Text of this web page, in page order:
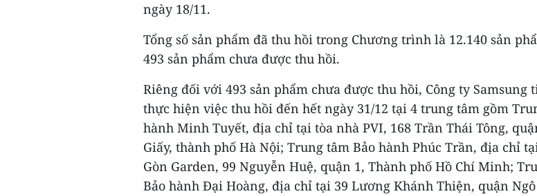
ngày 18/11.
Tổng số sản phẩm đã thu hồi trong Chương trình là 12.140 sản
493 sản phẩm chưa được thu hồi.
Riêng đối với 493 sản phẩm chưa được thu hồi, Công ty Samsung
thực hiện việc thu hồi đến hết ngày 31/12 tại 4 trung tâm gồm
hành Minh Tuyết, địa chỉ tại tòa nhà PVI, 168 Trần Thái Tông,
Giấy, thành phố Hà Nội; Trung tâm Bảo hành Phúc Trần, địa chỉ
Gòn Garden, 99 Nguyễn Huệ, quận 1, Thành phố Hồ Chí Minh;
Bảo hành Đại Hoàng, địa chỉ tại 39 Lương Khánh Thiện, quận